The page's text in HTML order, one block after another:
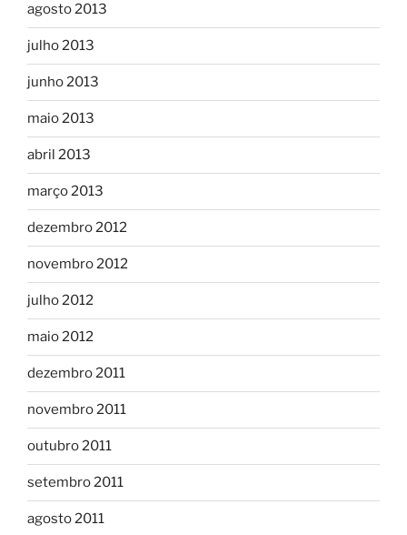
agosto 2013
julho 2013
junho 2013
maio 2013
abril 2013
março 2013
dezembro 2012
novembro 2012
julho 2012
maio 2012
dezembro 2011
novembro 2011
outubro 2011
setembro 2011
agosto 2011